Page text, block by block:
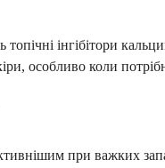
інгібітори
особливо коли
при важких